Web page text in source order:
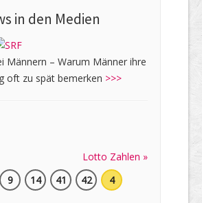
in den Medien
Männern – Warum Männer ihre
oft zu spät bemerken >>>
Lotto Zahlen »
9 14 41 42 4